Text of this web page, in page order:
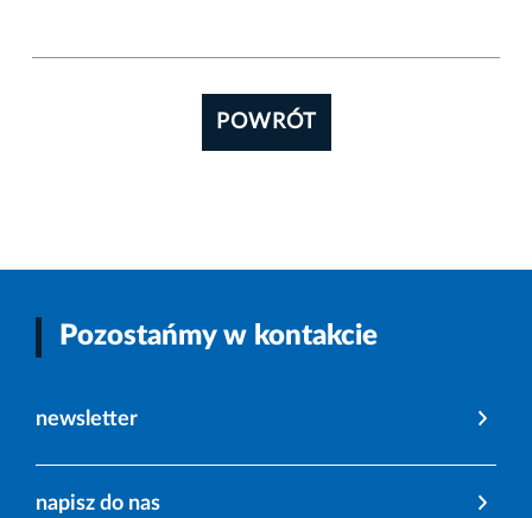
POWRÓT
Pozostańmy w kontakcie
newsletter
napisz do nas